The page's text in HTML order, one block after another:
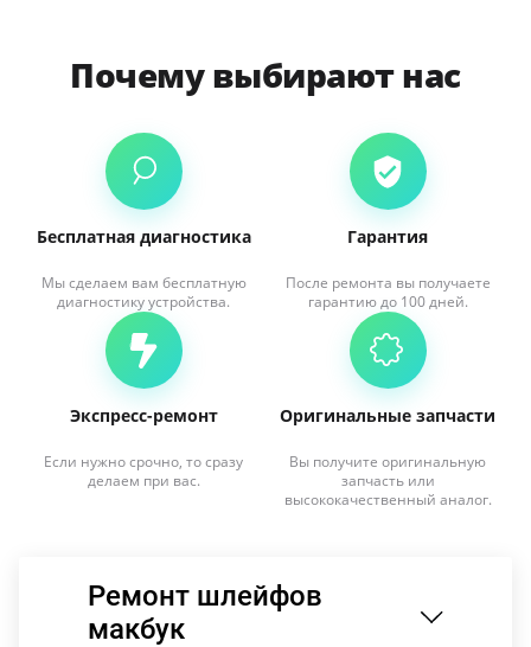
Почему выбирают нас
Бесплатная диагностика
Мы сделаем вам бесплатную
диагностику устройства.
Гарантия
После ремонта вы получаете
гарантию до 100 дней.
Экспресс-ремонт
Если нужно срочно, то сразу
делаем при вас.
Оригинальные запчасти
Вы получите оригинальную
запчасть или
высококачественный аналог.
Ремонт шлейфов
макбук